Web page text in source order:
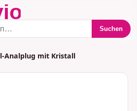
Suchen
Analplug mit Kristall